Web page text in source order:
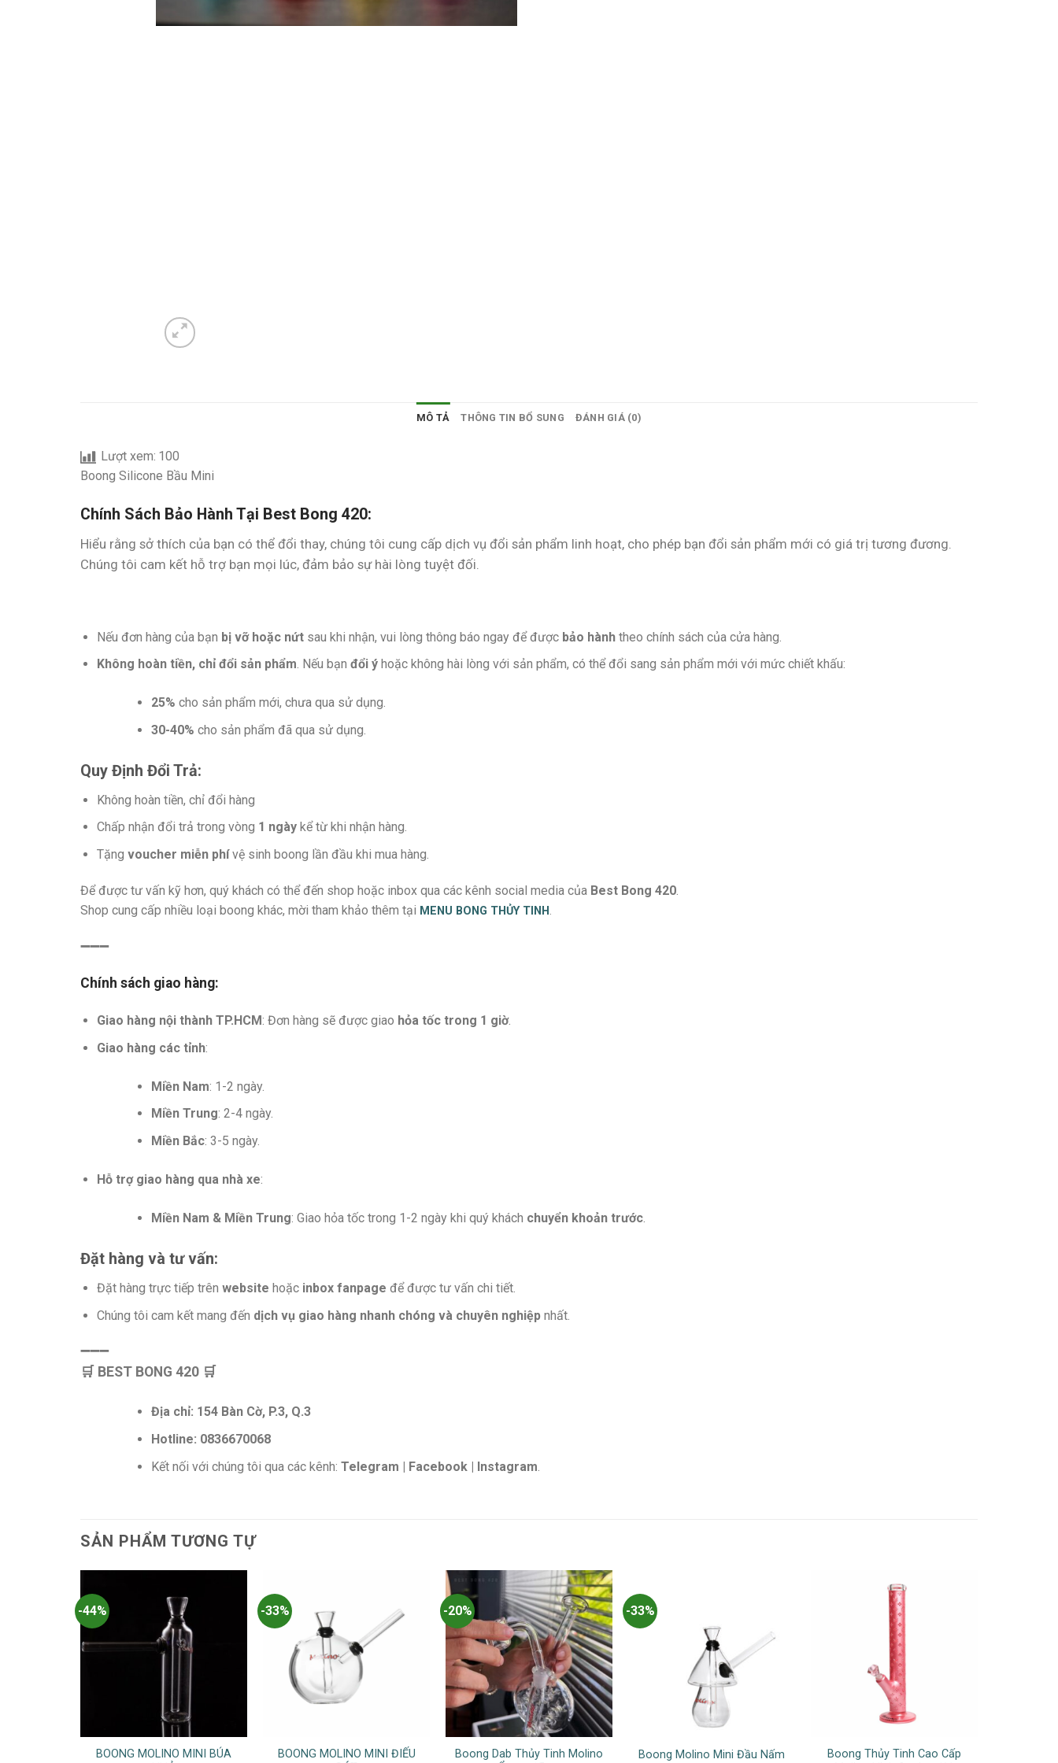
MÔ TẢ THÔNG TIN BỔ SUNG ĐÁNH GIÁ (0)
Lượt xem: 100
Boong Silicone Bầu Mini
Chính Sách Bảo Hành Tại Best Bong 420:
Hiểu rằng sở thích của bạn có thể đổi thay, chúng tôi cung cấp dịch vụ đổi sản phẩm linh hoạt, cho phép bạn đổi sản phẩm mới có giá trị tương đương.
Chúng tôi cam kết hỗ trợ bạn mọi lúc, đảm bảo sự hài lòng tuyệt đối.
Nếu đơn hàng của bạn bị vỡ hoặc nứtsau khi nhận, vui lòng thông báo ngay để được bảo hànhtheo chính sách của cửa hàng.
Không hoàn tiền, chỉ đổi sản phẩm. Nếu bạn đổi ýhoặc không hài lòng với sản phẩm, có thể đổi sang sản phẩm mới với mức chiết khấu:
25% cho sản phẩm mới, chưa qua sử dụng.
30-40% cho sản phẩm đã qua sử dụng.
Quy Định Đổi Trả:
Không hoàn tiền, chỉ đổi hàng
Chấp nhận đổi trả trong vòng 1 ngàykể từ khi nhận hàng.
Tặng voucher miễn phívệ sinh boong lần đầu khi mua hàng.
Để được tư vấn kỹ hơn, quý khách có thể đến shop hoặc inbox qua các kênh social media của Best Bong 420
Shop cung cấp nhiều loại boong khác, mời tham khảo thêm tại MENU BONG THỦY TINH .
️➖➖➖
Chính sách giao hàng:
Giao hàng nội thành TP.HCM: Đơn hàng sẽ được giao hỏa tốc trong 1 giờ.
Giao hàng các tỉnh:
Miền Nam: 1-2 ngày.
Miền Trung: 2-4 ngày.
Miền Bắc: 3-5 ngày.
Hỗ trợ giao hàng qua nhà xe:
Miền Nam & Miền Trung: Giao hỏa tốc trong 1-2 ngày khi quý khách chuyển khoản trước.
Đặt hàng và tư vấn:
Đặt hàng trực tiếp trên website hoặc inbox fanpage để được tư vấn chi tiết.
Chúng tôi cam kết mang đến dịch vụ giao hàng nhanh chóng và chuyên nghiệpnhất.
️➖➖➖
🛒 BEST BONG 420 ️🛒
Địa chỉ: 154 Bàn Cờ, P.3, Q.3
Hotline: 0836670068
Kết nối với chúng tôi qua các kênh: Telegram | Facebook | Instagram
SẢN PHẨM TƯƠNG TỰ
-44%
BOONG MOLINO MINI BÚA
-33%
BOONG MOLINO MINI ĐIẾU
-20%
Boong Dab Thủy Tinh Molino
-33%
Boong Molino Mini Đầu Nấm
Boong Thủy Tinh Cao Cấp